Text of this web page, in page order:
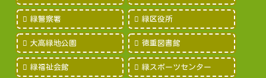
緑警察署 緑区役所
大高緑地公園 徳重図書館
緑福祉会館 緑スポーツセンター